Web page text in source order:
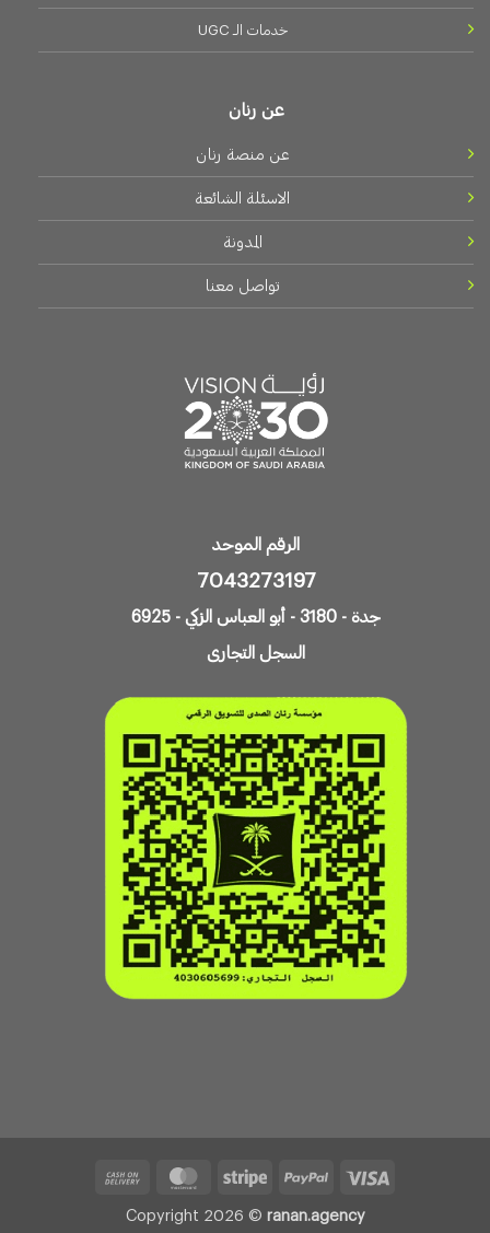
خدمات الـــ UGC
عن رنان
عن منصة رنان
الاسئلة الشائعة
المدونة
تواصل معنا
الرقم الموحد
7043273197
جدة - 3180 - أبو العباس الزكي - 6925
السجل التجارى
Visa
PayPal
Stripe
MasterCard
Copyright 2026 © ranan.agency